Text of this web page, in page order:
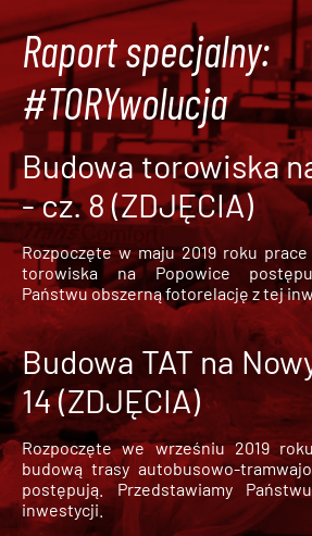
Raport specjalny:
#TORYwolucja
Budowa torowiska
- cz. 8 (ZDJĘCIA)
Rozpoczęte w maju 2019 roku
torowiska na Popowice
Państwu obszerną fotorelację z tej
Budowa TAT na
14 (ZDJĘCIA)
Rozpoczęte we wrześniu 2019
budową trasy autobusowo-
postępują. Przedstawiamy
inwestycji.